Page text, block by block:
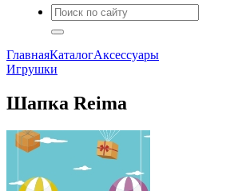
ГлавнаяКаталогАксессуары
Игрушки
Шапка Reima